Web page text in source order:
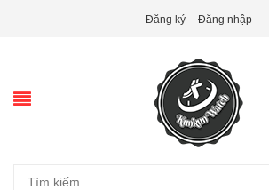
Đăng ký Đăng nhập